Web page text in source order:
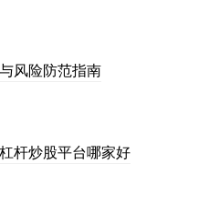
风险防范指南
杆炒股平台哪家好